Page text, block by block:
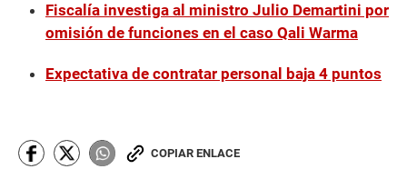
Fiscalía investiga al ministro Julio Demartini por
omisión de funciones en el caso Qali Warma
Expectativa de contratar personal baja 4 puntos
COPIAR ENLACE